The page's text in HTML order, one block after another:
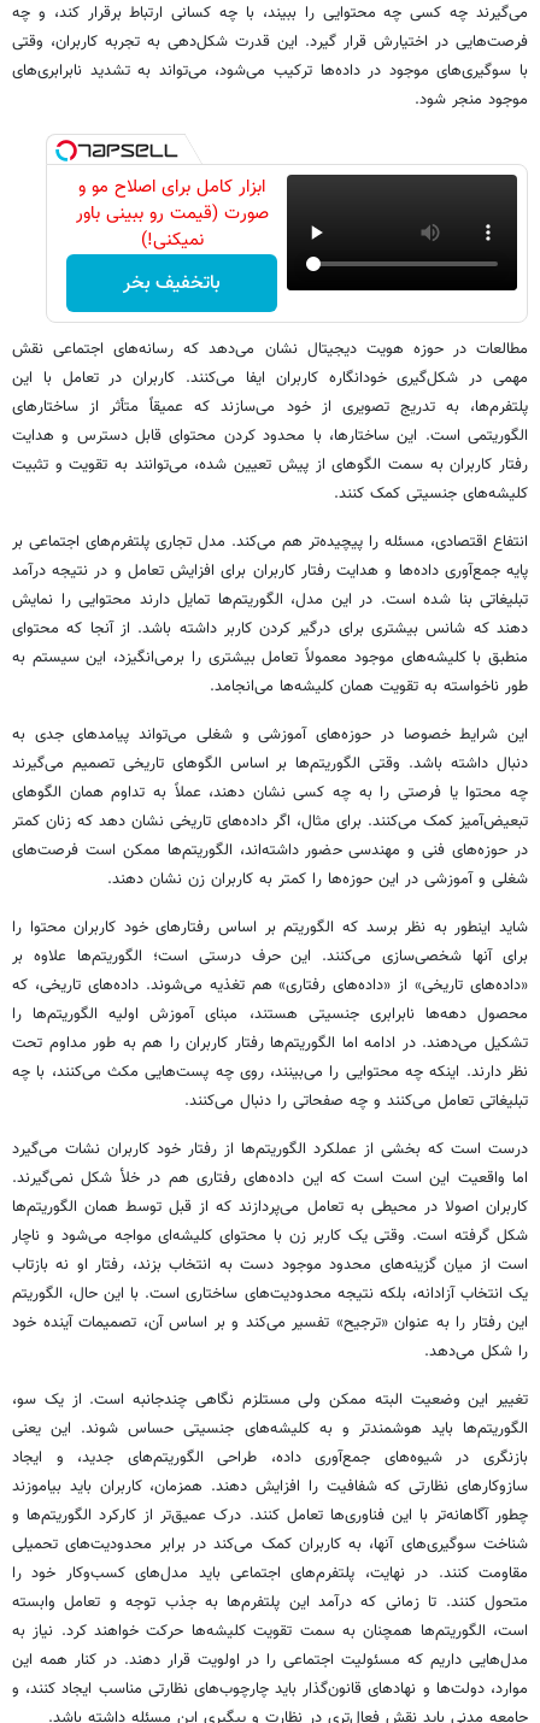
می‌گیرند چه کسی چه محتوایی را ببیند، با چه کسانی ارتباط برقرار کند، و چه
فرصت‌هایی در اختیارش قرار گیرد. این قدرت شکل‌دهی به تجربه کاربران، وقتی
با سوگیری‌های موجود در داده‌ها ترکیب می‌شود، می‌تواند به تشدید نابرابری‌های
موجود منجر شود.
ابزار کامل برای اصلاح مو و
صورت (قیمت رو ببینی باور
نمیکنی!)
باتخفیف بخر
مطالعات در حوزه هویت دیجیتال نشان می‌دهد که رسانه‌های اجتماعی نقش
مهمی در شکل‌گیری خودانگاره کاربران ایفا می‌کنند. کاربران در تعامل با این
پلتفرم‌ها، به تدریج تصویری از خود می‌سازند که عمیقاً متأثر از ساختارهای
الگوریتمی است. این ساختارها، با محدود کردن محتوای قابل دسترس و هدایت
رفتار کاربران به سمت الگوهای از پیش تعیین شده، می‌توانند به تقویت و تثبیت
کلیشه‌های جنسیتی کمک کنند.
انتفاع اقتصادی، مسئله را پیچیده‌تر هم می‌کند. مدل تجاری پلتفرم‌های اجتماعی بر
پایه جمع‌آوری داده‌ها و هدایت رفتار کاربران برای افزایش تعامل و در نتیجه درآمد
تبلیغاتی بنا شده است. در این مدل، الگوریتم‌ها تمایل دارند محتوایی را نمایش
دهند که شانس بیشتری برای درگیر کردن کاربر داشته باشد. از آنجا که محتوای
منطبق با کلیشه‌های موجود معمولاً تعامل بیشتری را برمی‌انگیزد، این سیستم به
طور ناخواسته به تقویت همان کلیشه‌ها می‌انجامد.
این شرایط خصوصا در حوزه‌های آموزشی و شغلی می‌تواند پیامدهای جدی به
دنبال داشته باشد. وقتی الگوریتم‌ها بر اساس الگوهای تاریخی تصمیم می‌گیرند
چه محتوا یا فرصتی را به چه کسی نشان دهند، عملاً به تداوم همان الگوهای
تبعیض‌آمیز کمک می‌کنند. برای مثال، اگر داده‌های تاریخی نشان دهد که زنان کمتر
در حوزه‌های فنی و مهندسی حضور داشته‌اند، الگوریتم‌ها ممکن است فرصت‌های
شغلی و آموزشی در این حوزه‌ها را کمتر به کاربران زن نشان دهند.
شاید اینطور به نظر برسد که الگوریتم بر اساس رفتارهای خود کاربران محتوا را
برای آنها شخصی‌سازی می‌کنند. این حرف درستی است؛ الگوریتم‌ها علاوه بر
«داده‌های تاریخی» از «داده‌های رفتاری» هم تغذیه می‌شوند. داده‌های تاریخی، که
محصول دهه‌ها نابرابری جنسیتی هستند، مبنای آموزش اولیه الگوریتم‌ها را
تشکیل می‌دهند. در ادامه اما الگوریتم‌ها رفتار کاربران را هم به طور مداوم تحت
نظر دارند. اینکه چه محتوایی را می‌بینند، روی چه پست‌هایی مکث می‌کنند، با چه
تبلیغاتی تعامل می‌کنند و چه صفحاتی را دنبال می‌کنند.
درست است که بخشی از عملکرد الگوریتم‌ها از رفتار خود کاربران نشات می‌گیرد
اما واقعیت این است است که این داده‌های رفتاری هم در خلأ شکل نمی‌گیرند.
کاربران اصولا در محیطی به تعامل می‌پردازند که از قبل توسط همان الگوریتم‌ها
شکل گرفته است. وقتی یک کاربر زن با محتوای کلیشه‌ای مواجه می‌شود و ناچار
است از میان گزینه‌های محدود موجود دست به انتخاب بزند، رفتار او نه بازتاب
یک انتخاب آزادانه، بلکه نتیجه محدودیت‌های ساختاری است. با این حال، الگوریتم
این رفتار را به عنوان «ترجیح» تفسیر می‌کند و بر اساس آن، تصمیمات آینده خود
را شکل می‌دهد.
تغییر این وضعیت البته ممکن ولی مستلزم نگاهی چندجانبه است. از یک سو،
الگوریتم‌ها باید هوشمندتر و به کلیشه‌های جنسیتی حساس شوند. این یعنی
بازنگری در شیوه‌های جمع‌آوری داده، طراحی الگوریتم‌های جدید، و ایجاد
سازوکارهای نظارتی که شفافیت را افزایش دهند. همزمان، کاربران باید بیاموزند
چطور آگاهانه‌تر با این فناوری‌ها تعامل کنند. درک عمیق‌تر از کارکرد الگوریتم‌ها و
شناخت سوگیری‌های آنها، به کاربران کمک می‌کند در برابر محدودیت‌های تحمیلی
مقاومت کنند. در نهایت، پلتفرم‌های اجتماعی باید مدل‌های کسب‌وکار خود را
متحول کنند. تا زمانی که درآمد این پلتفرم‌ها به جذب توجه و تعامل وابسته
است، الگوریتم‌ها همچنان به سمت تقویت کلیشه‌ها حرکت خواهند کرد. نیاز به
مدل‌هایی داریم که مسئولیت اجتماعی را در اولویت قرار دهند. در کنار همه این
موارد، دولت‌ها و نهادهای قانون‌گذار باید چارچوب‌های نظارتی مناسب ایجاد کنند، و